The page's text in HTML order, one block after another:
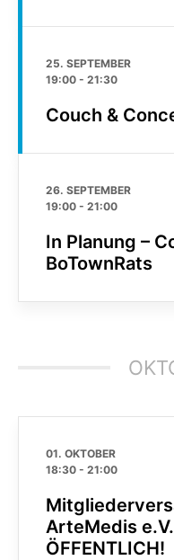
25. SEPTEMBER
19:00 - 21:30
Couch &
26. SEPTEMBER
19:00 - 21:00
In Planung –
BoTownRats
01. OKTOBER
18:30 - 21:00
ArteMedis
ÖFFENTLICH!